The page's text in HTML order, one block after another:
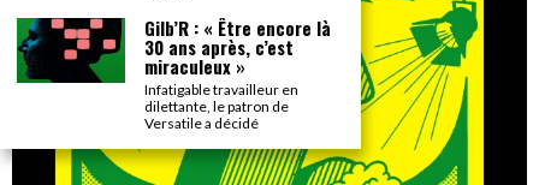
Gilb’R : « Être encore là
30 ans après, c’est
miraculeux »
Infatigable travailleur en
dilettante, le patron de
Versatile a décidé